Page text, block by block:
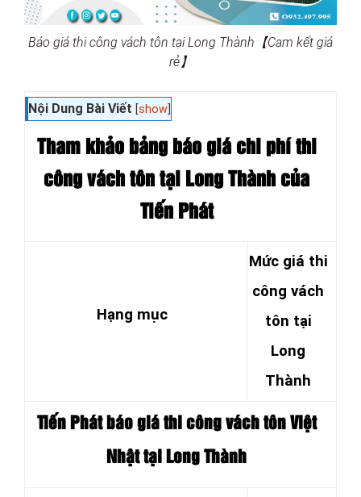
Báo giá thi công vách tôn tại Long Thành【Cam kết giá
rẻ】
Nội Dung Bài Viết [show
Tham khảo bảng báo giá chi phí thi
công vách tôn tại Long Thành của
Tiến Phát
Hạng mục
Mức giá thi
công vách
tôn tại
Long
Thành
Tiến Phát báo giá thi công vách tônViệt
Nhật tại Long Thành